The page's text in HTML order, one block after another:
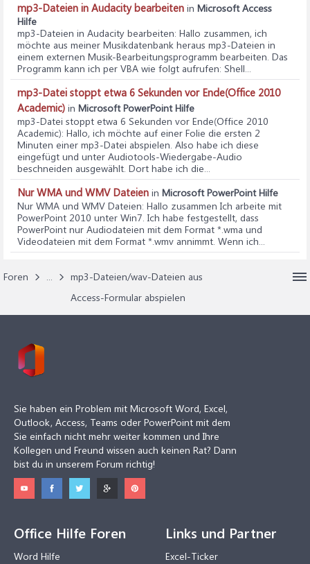
mp3-Dateien in Audacity bearbeiten in Microsoft Access
Hilfe
mp3-Dateien in Audacity bearbeiten: Hallo zusammen, ich
möchte aus meiner Musikdatenbank heraus mp3-Dateien in
einem externen Musik-Bearbeitungsprogramm bearbeiten. Das
Programm kann ich per VBA wie folgt aufrufen: Shell...
mp3-Datei stoppt etwa 6 Sekunden vor Ende(Office 2010
Academic) in Microsoft PowerPoint Hilfe
mp3-Datei stoppt etwa 6 Sekunden vor Ende(Office 2010
Academic): Hallo, ich möchte auf einer Folie die ersten 2
Minuten einer mp3-Datei abspielen. Also habe ich diese
eingefügt und unter Audiotools-Wiedergabe-Audio
beschneiden ausgewählt. Dort habe ich die...
Nur WMA und WMV Dateien in Microsoft PowerPoint Hilfe
Nur WMA und WMV Dateien: Hallo zusammen Ich arbeite mit
PowerPoint 2010 unter Win7. Ich habe festgestellt, dass
PowerPoint nur Audiodateien mit dem Format *.wma und
Videodateien mit dem Format *.wmv annimmt. Wenn ich...
Foren ...
mp3-Dateien/wav-Dateien aus
Access-Formular abspielen
Sie haben ein Problem mit Microsoft Word, Excel,
Outlook, Access, Teams oder PowerPoint mit dem
Sie einfach nicht mehr weiter kommen und Ihre
Kollegen und Freund wissen auch keinen Rat? Dann
bist du in unserem Forum richtig!
Office Hilfe Foren
Word Hilfe
Links und Partner
Excel-Ticker